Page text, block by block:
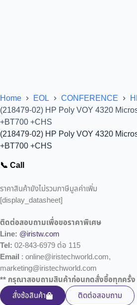
Home EOL CONFERENCE
(218479-02) HP Poly VOY 4320
+BT700 +CHS
(218479-02) HP Poly VOY 4320
+BT700 +CHS
📞 Call
ราคาสินค้ายังไม่รวมภาษีมูลค่าเพิ่ม
[display_datasheet]
ติดต่อสอบถามเพื่อขอราคาพิเศษ
Line: @iristw.com
Tel: 02-843-6979 ต่อ 115
Email : online@iristechworld.com,
marketing@iristechworld.com
** กรุณาสอบถามสินค้าก่อนกดสั่งซื้อทุกครั้ง
สั่งซ้อสินค้า
ติดต่อสอบถาม